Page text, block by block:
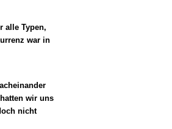
alle Typen,
war in
wir uns
nicht